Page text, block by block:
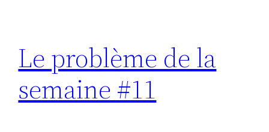
Le problème de la
semaine #11